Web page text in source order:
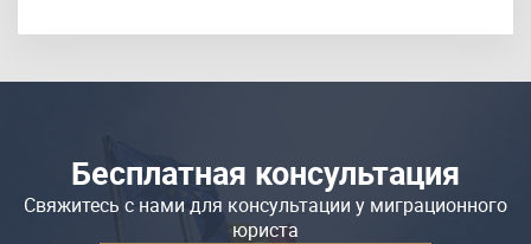
Бесплатная консультация
Свяжитесь с нами для консультации у миграционного
юриста